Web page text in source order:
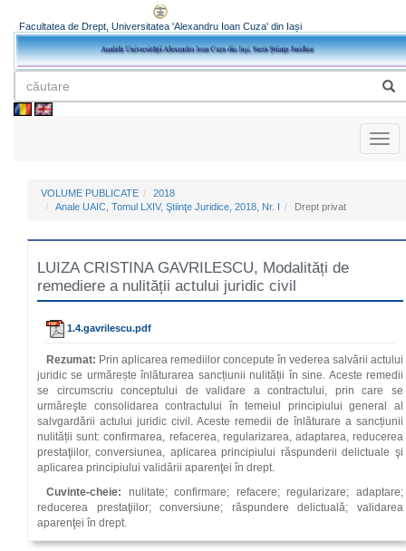
Facultatea de Drept, Universitatea 'Alexandru Ioan Cuza' din Iași
VOLUME PUBLICATE
2018
Anale UAIC, Tomul LXIV, Ştiinţe Juridice, 2018, Nr. I
Drept privat
LUIZA CRISTINA GAVRILESCU, Modalități de
remediere a nulității actului juridic civil
1.4.gavrilescu.pdf
Rezumat: Prin aplicarea remediilor concepute în vederea salvării actului
juridic se urmărește înlăturarea sancțiunii nulității în sine. Aceste remedii
se circumscriu conceptului de validare a contractului, prin care se
urmăreşte consolidarea contractului în temeiul principiului general al
salvgardării actului juridic civil. Aceste remedii de înlăturare a sancțiunii
nulității sunt: confirmarea, refacerea, regularizarea, adaptarea, reducerea
prestaţiilor, conversiunea, aplicarea principiului răspunderii delictuale şi
aplicarea principiului validării aparenţei în drept.
Cuvinte-cheie: nulitate; confirmare; refacere; regularizare; adaptare;
reducerea prestaţiilor; conversiune; răspundere delictuală; validarea
aparenţei în drept.